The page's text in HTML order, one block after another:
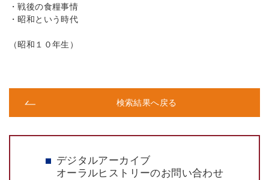
・戦後の食糧事情
・昭和という時代
（昭和１０年生）
検索結果へ戻る
デジタルアーカイブ
オーラルヒストリーのお問い合わせ